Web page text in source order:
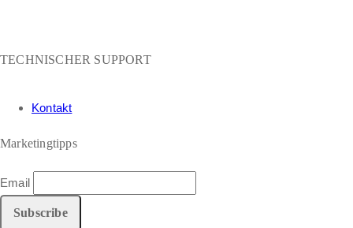
TECHNISCHER SUPPORT
Kontakt
Marketingtipps
Email